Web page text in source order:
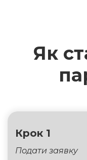
Як
Крок 1
Подати заявку